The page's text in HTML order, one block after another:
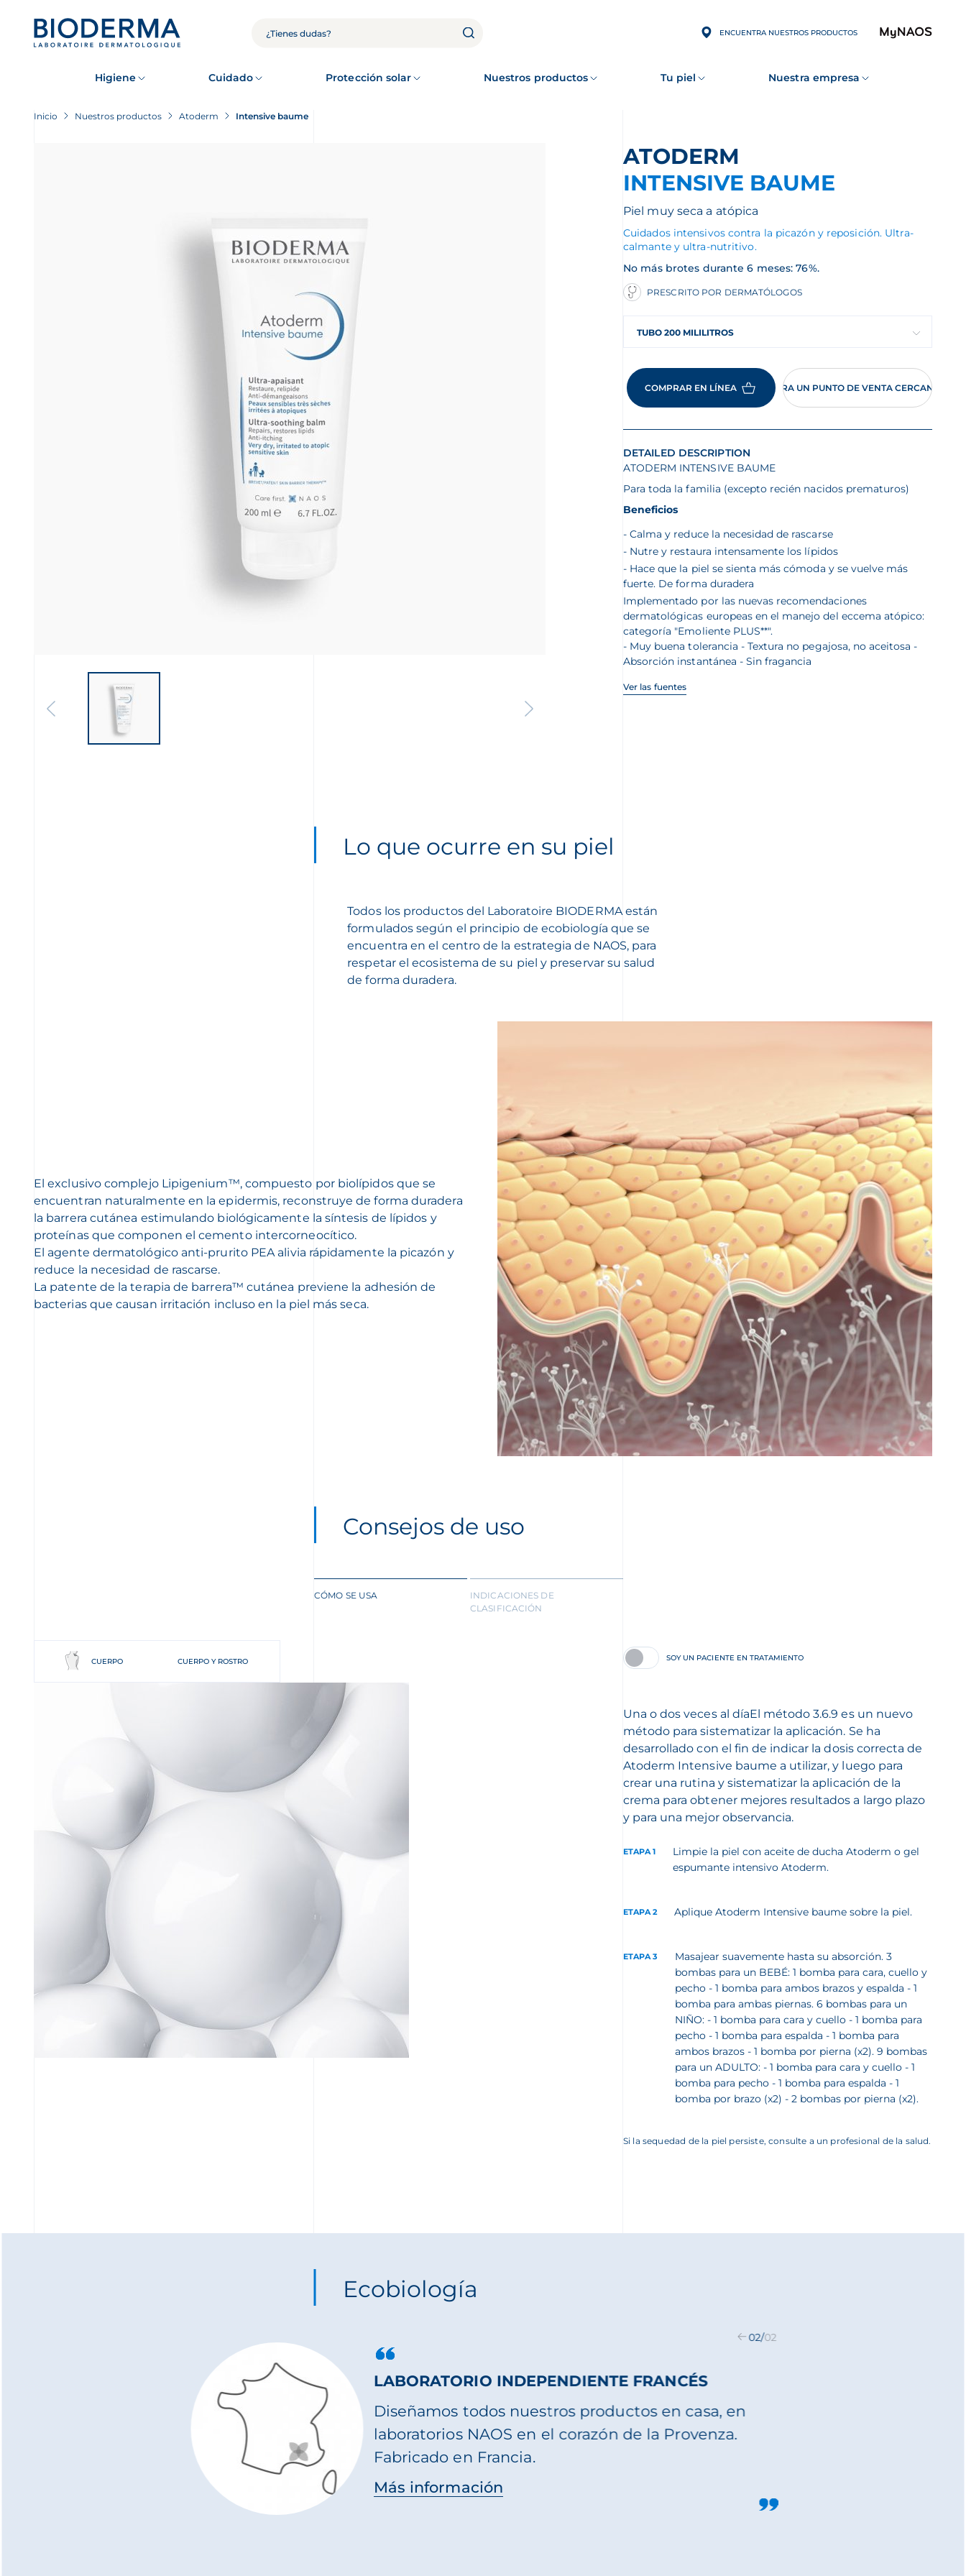
BÚSQUEDA ENCUENTRA NUESTROS PRODUCTOS
Higiene Cuidado Protección solar Nuestros productos Tu piel Nuestra empresa
Inicio Nuestros productos Atoderm Intensive baume
ATODERM
INTENSIVE BAUME
Piel muy seca a atópica
Cuidados intensivos contra la picazón y reposición. Ultra-
calmante y ultra-nutritivo.
No más brotes durante 6 meses: 76%.
PRESCRITO POR DERMATÓLOGOS
TUBO 200 MILILITROS
COMPRAR EN LÍNEA ENCUENTRA UN PUNTO DE VENTA CERCANO A TI
DETAILED DESCRIPTION
ATODERM INTENSIVE BAUME
Para toda la familia (excepto recién nacidos prematuros)
Beneficios
Calma y reduce la necesidad de rascarse
Nutre y restaura intensamente los lípidos
Hace que la piel se sienta más cómoda y se vuelve más
fuerte. De forma duradera
Implementado por las nuevas recomendaciones
dermatológicas europeas en el manejo del eccema atópico:
categoría "Emoliente PLUS**".
Muy buena tolerancia - Textura no pegajosa, no aceitosa -
Absorción instantánea - Sin fragancia
Ver las fuentes
Lo que ocurre en su piel
Todos los productos del Laboratoire BIODERMA están
formulados según el principio de ecobiología que se
encuentra en el centro de la estrategia de NAOS, para
respetar el ecosistema de su piel y preservar su salud
de forma duradera.
El exclusivo complejo Lipigenium™, compuesto por biolípidos que se
encuentran naturalmente en la epidermis, reconstruye de forma duradera
la barrera cutánea estimulando biológicamente la síntesis de lípidos y
proteínas que componen el cemento intercorneocítico.
El agente dermatológico anti-prurito PEA alivia rápidamente la picazón y
reduce la necesidad de rascarse.
La patente de la terapia de barrera™ cutánea previene la adhesión de
bacterias que causan irritación incluso en la piel más seca.
Consejos de uso
CÓMO SE USA
INDICACIONES DE
CLASIFICACIÓN
CUERPO CUERPO Y ROSTRO SOY UN PACIENTE EN TRATAMIENTO
Una o dos veces al díaEl método 3.6.9 es un nuevo
método para sistematizar la aplicación. Se ha
desarrollado con el fin de indicar la dosis correcta de
Atoderm Intensive baume a utilizar, y luego para
crear una rutina y sistematizar la aplicación de la
crema para obtener mejores resultados a largo plazo
y para una mejor observancia.
ETAPA 1
Limpie la piel con aceite de ducha Atoderm o gel
espumante intensivo Atoderm.
ETAPA 2 Aplique Atoderm Intensive baume sobre la piel.
ETAPA 3
Masajear suavemente hasta su absorción. 3
bombas para un BEBÉ: 1 bomba para cara, cuello y
pecho - 1 bomba para ambos brazos y espalda - 1
bomba para ambas piernas. 6 bombas para un
NIÑO: - 1 bomba para cara y cuello - 1 bomba para
pecho - 1 bomba para espalda - 1 bomba para
ambos brazos - 1 bomba por pierna (x2). 9 bombas
para un ADULTO: - 1 bomba para cara y cuello - 1
bomba para pecho - 1 bomba para espalda - 1
bomba por brazo (x2) - 2 bombas por pierna (x2).
Si la sequedad de la piel persiste, consulte a un profesional de la salud.
Ecobiología
ECOBIOLOGÍA, NUESTRO ENFOQUE ÚNICO PARA
PRESERVAR LA SALUD DE LA PIEL DE FORMA
DURADERA
Fiel a la visión de NAOS, la ecobiología reproduce los
procesos naturales de la piel para ayudarla a
fortalecerse y adaptarse a su entorno. Mantiene la
01/02